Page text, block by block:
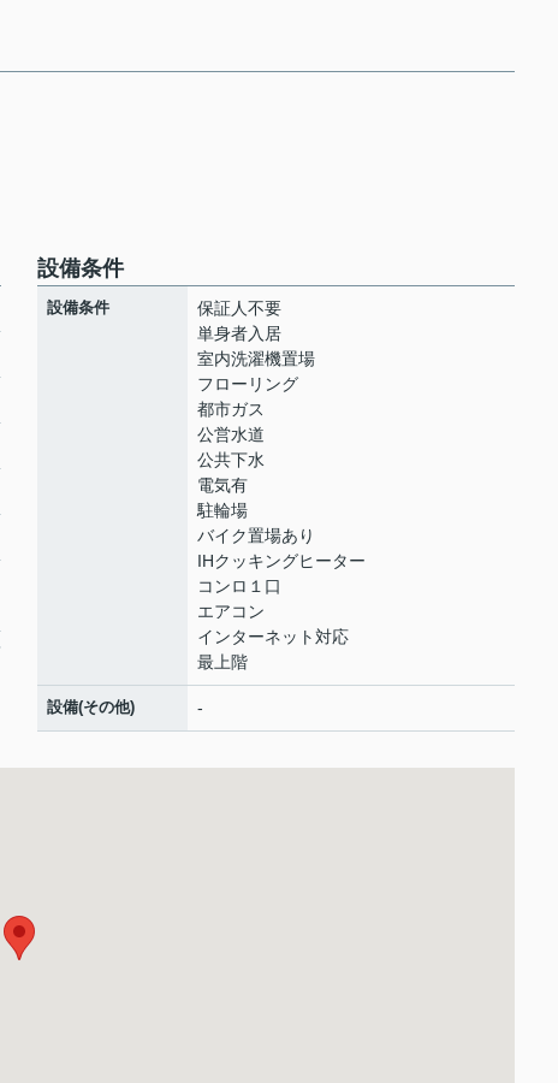
設備条件
設備条件
保証人不要
単身者入居
室内洗濯機置場
フローリング
都市ガス
公営水道
公共下水
電気有
駐輪場
バイク置場あり
IHクッキングヒーター
コンロ１口
エアコン
インターネット対応
最上階
設備(その他) -